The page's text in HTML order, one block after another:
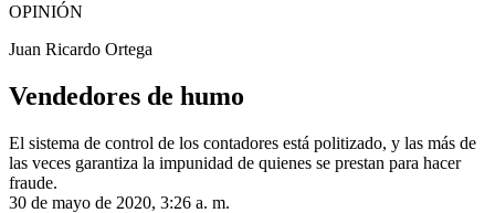
OPINIÓN
Juan Ricardo Ortega
Vendedores de humo
El sistema de control de los contadores está politizado, y las más de
las veces garantiza la impunidad de quienes se prestan para hacer
fraude.
30 de mayo de 2020, 3:26 a. m.